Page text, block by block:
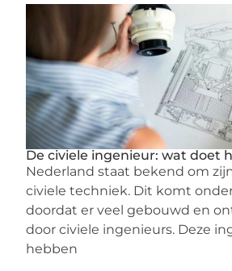
De civiele ingenieur: wat doet
Nederland staat bekend om
civiele techniek. Dit komt
doordat er veel gebouwd en
door civiele ingenieurs. Deze
hebben